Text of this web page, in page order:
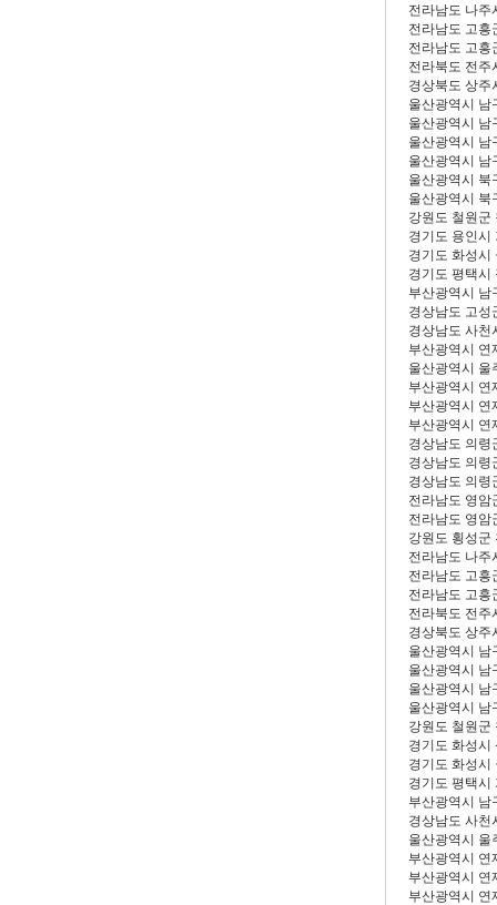
전라남도 나주
전라남도 고흥
전라남도 고흥
전라북도 전주
경상북도 상주
울산광역시 남
울산광역시 남
울산광역시 남
울산광역시 남
울산광역시 북
울산광역시 북
강원도 철원군
경기도 용인시
경기도 화성시
경기도 평택시
부산광역시 남
경상남도 고성
경상남도 사천
부산광역시 연
울산광역시 울
부산광역시 연
부산광역시 연
부산광역시 연
경상남도 의령
경상남도 의령
경상남도 의령
전라남도 영암
전라남도 영암
강원도 횡성군
전라남도 나주
전라남도 고흥
전라남도 고흥
전라북도 전주
경상북도 상주
울산광역시 남
울산광역시 남
울산광역시 남
울산광역시 남
강원도 철원군
경기도 화성시
경기도 화성시
경기도 평택시
부산광역시 남
경상남도 사천
울산광역시 울
부산광역시 연
부산광역시 연
부산광역시 연